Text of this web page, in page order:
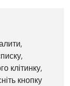
клітинку,
кнопку